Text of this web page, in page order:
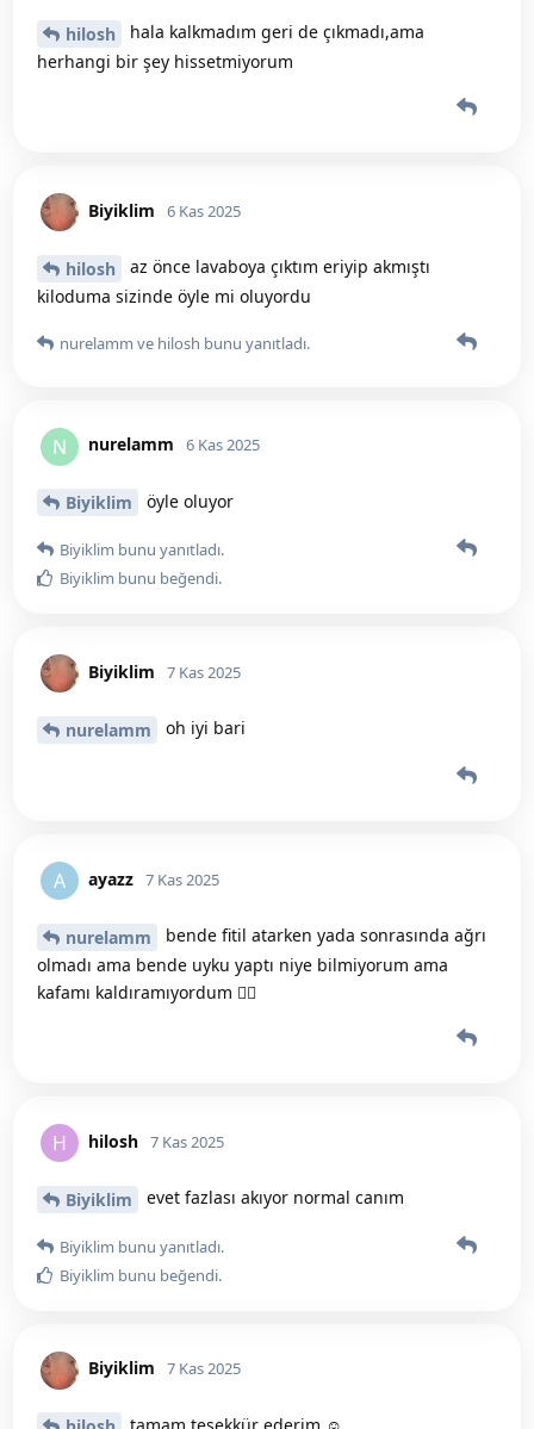
hilosh
hala kalkmadım geri de çıkmadı,ama
herhangi bir şey hissetmiyorum
Biyiklim 6 Kas 2025
hilosh
az önce lavaboya çıktım eriyip akmıştı
kiloduma sizinde öyle mi oluyordu
nurelamm ve hilosh bunu yanıtladı.
N nurelamm 6 Kas 2025
Biyiklim öyle oluyor
Biyiklim bunu yanıtladı.
Biyiklim bunu beğendi.
Biyiklim 7 Kas 2025
nurelamm oh iyi bari
A ayazz 7 Kas 2025
nurelamm
bende fitil atarken yada sonrasında ağrı
olmadı ama bende uyku yaptı niye bilmiyorum ama
kafamı kaldıramıyordum 🤷‍♀️
H hilosh 7 Kas 2025
Biyiklim evet fazlası akıyor normal canım
Biyiklim bunu yanıtladı.
Biyiklim bunu beğendi.
Biyiklim 7 Kas 2025
tamam teşekkür ederim ☺️